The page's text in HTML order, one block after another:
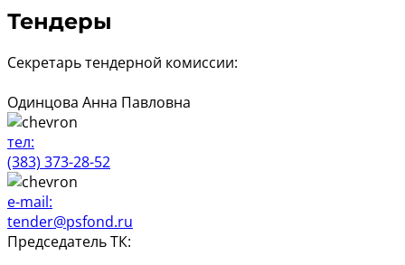
Тендеры
Секретарь тендерной комиссии:
Одинцова Анна Павловна
тел:
(383) 373-28-52
e-mail:
tender@psfond.ru
Председатель ТК: